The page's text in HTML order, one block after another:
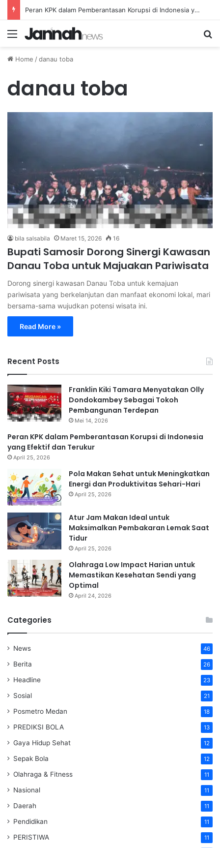
Peran KPK dalam Pemberantasan Korupsi di Indonesia yang Efektif dan Terukur
Menu
Home /danau toba
danau toba
bila salsabila Maret 15, 2026 16
Bupati Samosir Dorong Sinergi Kawasan
Danau Toba untuk Majuakan Pariwisata
Dorong sinergi kawasan Danau Toba untuk kemajuan
pariwisata yang berkelanjutan dan manfaat ekonomi lokal, mari
bersama-sama wujudkan potensi wisata ini.
Read More »
Recent Posts
Franklin Kiki Tamara Menyatakan Olly
Dondokambey Sebagai Tokoh
Pembangunan Terdepan
Mei 14, 2026
Peran KPK dalam Pemberantasan Korupsi di Indonesia
yang Efektif dan Terukur
April 25, 2026
Pola Makan Sehat untuk Meningkatkan
Energi dan Produktivitas Sehari-Hari
April 25, 2026
Atur Jam Makan Ideal untuk
Maksimalkan Pembakaran Lemak Saat
Tidur
April 25, 2026
Olahraga Low Impact Harian untuk
Memastikan Kesehatan Sendi yang
Optimal
April 24, 2026
Categories
News 46
Berita 26
Headline 23
Sosial 21
Posmetro Medan 18
PREDIKSI BOLA 13
Gaya Hidup Sehat 12
Sepak Bola 12
Olahraga & Fitness 11
Nasional 11
Daerah 11
Pendidikan 11
PERISTIWA 11